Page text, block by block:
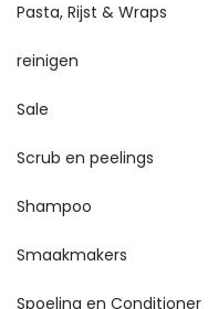
Pasta, Rijst & Wraps
reinigen
Sale
Scrub en peelings
Shampoo
Smaakmakers
Spoeling en Conditioner